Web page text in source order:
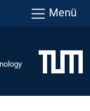
Menü